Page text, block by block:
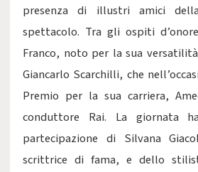
presenza di illustri amici
spettacolo. Tra gli ospiti
Franco, noto per la sua
Giancarlo Scarchilli, che
Premio per la sua carriera,
conduttore Rai. La giornata
partecipazione di Silvana
scrittrice di fama, e dello